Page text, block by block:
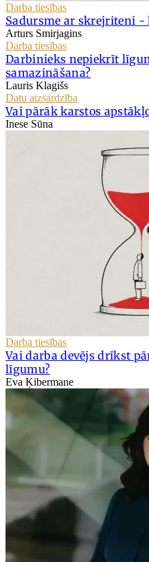
Darba tiesības
Sadursme ar skrejriteni -
Arturs Smirjagins
Darba tiesības
Darbinieks nepiekrīt
samazināšana?
Lauris Klagišs
Datu aizsardzība
Vai pārāk karstos
Inese Sūna
Darba tiesības
Vai darba devējs drīkst
līgumu?
Eva Ķibermane